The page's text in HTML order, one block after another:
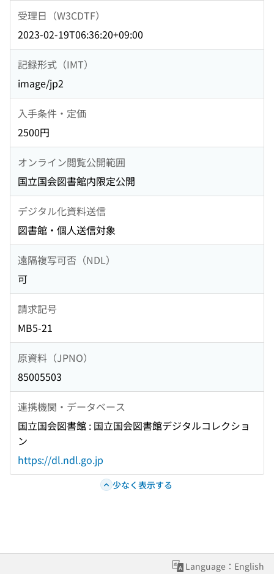
受理日（W3CDTF）
2023-02-19T06:36:20+09:00
記録形式（IMT）
image/jp2
入手条件・定価
2500円
オンライン閲覧公開範囲
国立国会図書館内限定公開
デジタル化資料送信
図書館・個人送信対象
遠隔複写可否（NDL）
可
請求記号
MB5-21
原資料（JPNO）
85005503
連携機関・データベース
国立国会図書館 : 国立国会図書館デジタルコレクショ
ン
https://dl.ndl.go.jp
少なく表示する
Language：English